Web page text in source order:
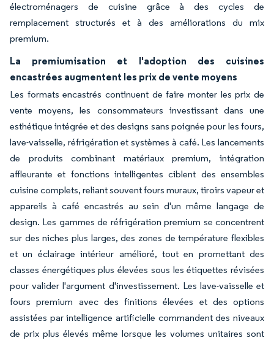
électroménagers de cuisine grâce à des cycles de
remplacement structurés et à des améliorations du mix
premium.
La premiumisation et l'adoption des cuisines
encastrées augmentent les prix de vente moyens
Les formats encastrés continuent de faire monter les prix de
vente moyens, les consommateurs investissant dans une
esthétique intégrée et des designs sans poignée pour les fours,
lave-vaisselle, réfrigération et systèmes à café. Les lancements
de produits combinant matériaux premium, intégration
affleurante et fonctions intelligentes ciblent des ensembles
cuisine complets, reliant souvent fours muraux, tiroirs vapeur et
appareils à café encastrés au sein d'un même langage de
design. Les gammes de réfrigération premium se concentrent
sur des niches plus larges, des zones de température flexibles
et un éclairage intérieur amélioré, tout en promettant des
classes énergétiques plus élevées sous les étiquettes révisées
pour valider l'argument d'investissement. Les lave-vaisselle et
fours premium avec des finitions élevées et des options
assistées par intelligence artificielle commandent des niveaux
de prix plus élevés même lorsque les volumes unitaires sont